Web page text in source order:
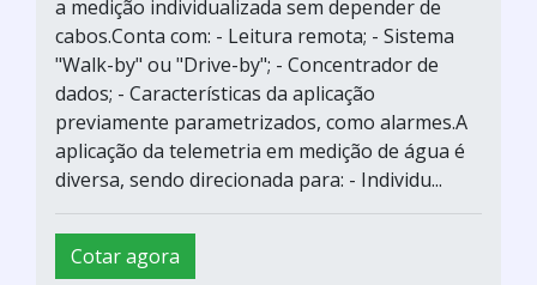
a medição individualizada sem depender de
cabos.Conta com: - Leitura remota; - Sistema
"Walk-by" ou "Drive-by"; - Concentrador de
dados; - Características da aplicação
previamente parametrizados, como alarmes.A
aplicação da telemetria em medição de água é
diversa, sendo direcionada para: - Individu...
Cotar agora